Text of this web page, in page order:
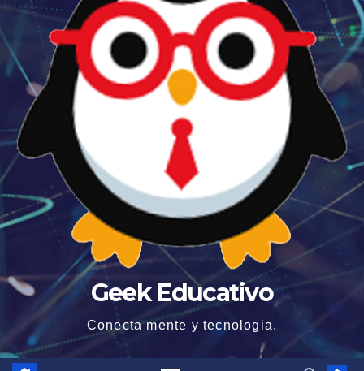
Geek Educativo
Conecta mente y tecnologia.